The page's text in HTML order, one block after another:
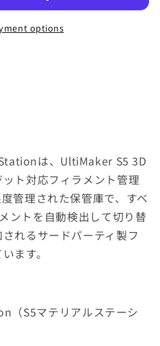
options
は、UltiMaker S5 3D
ト対応フィラメント管理
管理された保管庫で、すべ
ントを自動検出して切り替
れるサードパーティ製フ
ます。
（S5マテリアルステーシ